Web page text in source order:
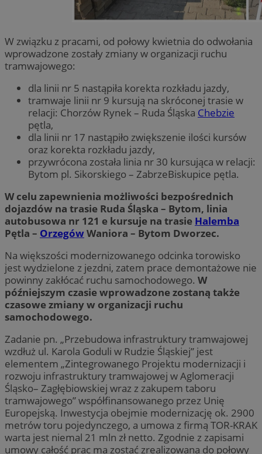
W związku z pracami, od połowy kwietnia do odwołania
wprowadzone zostały zmiany w organizacji ruchu
tramwajowego:
dla linii nr 5 nastąpiła korekta rozkładu jazdy,
tramwaje linii nr 9 kursują na skróconej trasie w
relacji: Chorzów Rynek – Ruda Śląska Chebzie
pętla,
dla linii nr 17 nastąpiło zwiększenie ilości kursów
oraz korekta rozkładu jazdy,
przywrócona została linia nr 30 kursująca w relacji:
Bytom pl. Sikorskiego – ZabrzeBiskupice pętla.
W celu zapewnienia możliwości bezpośrednich
dojazdów na trasie Ruda Śląska – Bytom, linia
autobusowa nr 121 e kursuje na trasie Halemba
Pętla – OrzegówWaniora – Bytom Dworzec.
Na większości modernizowanego odcinka torowisko
jest wydzielone z jezdni, zatem prace demontażowe nie
powinny zakłócać ruchu samochodowego. W
późniejszym czasie wprowadzone zostaną także
czasowe zmiany w organizacji ruchu
samochodowego.
Zadanie pn. „Przebudowa infrastruktury tramwajowej
wzdłuż ul. Karola Goduli w Rudzie Śląskiej” jest
elementem „Zintegrowanego Projektu modernizacji i
rozwoju infrastruktury tramwajowej w Aglomeracji
Śląsko– Zagłębiowskiej wraz z zakupem taboru
tramwajowego” współfinansowanego przez Unię
Europejską. Inwestycja obejmie modernizację ok. 2900
metrów toru pojedynczego, a umowa z firmą TOR-KRAK
warta jest niemal 21 mln zł netto. Zgodnie z zapisami
umowy całość prac ma zostać zrealizowana do połowy